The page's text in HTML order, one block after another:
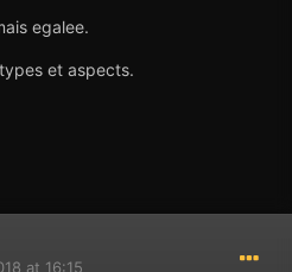
egalee.
et aspects.
at 16:15